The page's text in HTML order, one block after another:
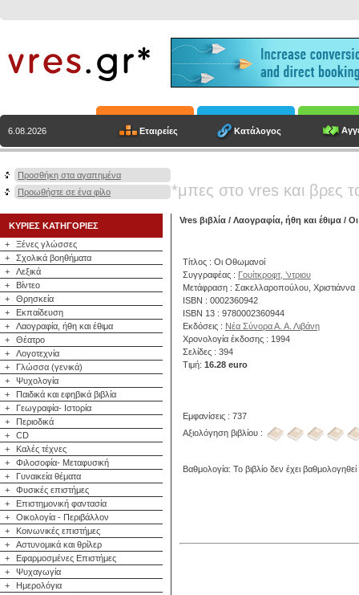
6.08.2026 Εταιρείες Κατάλογος
Προσθήκη στα αγαπημένα
Προωθήστε σε ένα φίλο
*μπες στο vres και βρες
ΚΥΡΙΕΣ ΚΑΤΗΓΟΡΙΕΣ
+
Ξένες γλώσσες
+
Σχολικά βοηθήματα
+
Λεξικά
+
Βίντεο
+
Θρησκεία
+
Εκπαίδευση
+
Λαογραφία, ήθη και έθιμα
+
Θέατρο
+
Λογοτεχνία
+
Γλώσσα (γενικά)
+
Ψυχολογία
+
Παιδικά και εφηβικά βιβλία
+
Γεωγραφία- Ιστορία
+
Περιοδικά
+
CD
+
Καλές τέχνες
+
Φιλοσοφία- Μεταφυσική
+
Γυναικεία θέματα
+
Φυσικές επιστήμες
+
Επιστημονική φαντασία
+
Οικολογία - Περιβάλλον
+
Κοινωνικές επιστήμες
+
Αστυνομικά και θρίλερ
+
Εφαρμοσμένες Επιστήμες
+
Ψυχαγωγία
+
Ημερολόγια
Vres βιβλία / Λαογραφία, ήθη και έθιμα /
Τίτλος : Οι Οθωμανοί
Συγγραφέας : Γουίτκροφτ, ’ντριου
Μετάφραση : Σακελλαροπούλου, Χριστιάννα
ISBN : 0002360942
ISBN 13 : 9780002360944
Εκδόσεις : Νέα Σύνορα Α. Α. Λιβάνη
Χρονολογία έκδοσης : 1994
Σελίδες : 394
Τιμή: 16.28 euro
Εμφανίσεις : 737
Αξιολόγηση βιβλίου :
Βαθμολογία: Το βιβλίο δεν έχει